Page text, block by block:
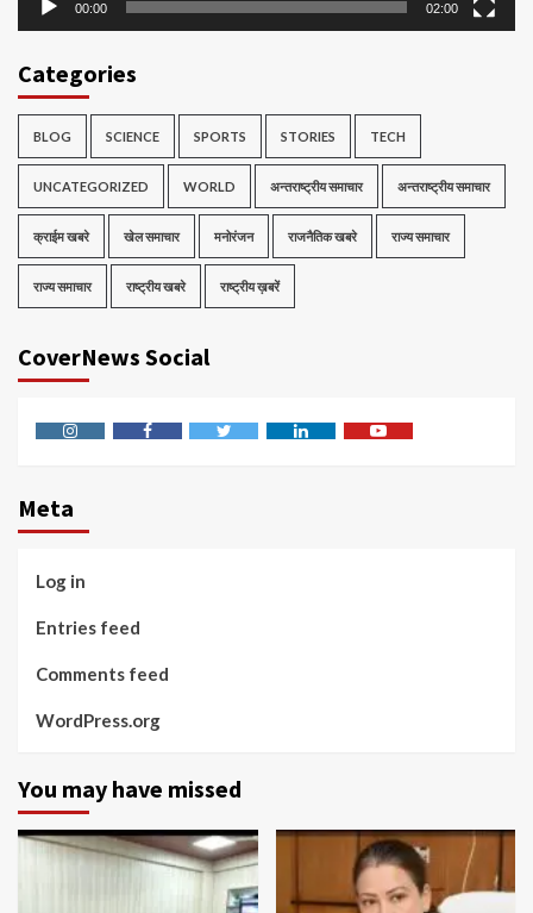
00:00 02:00
Categories
BLOG SCIENCE SPORTS STORIES TECH
UNCATEGORIZED WORLD अन्तराष्ट्रीय समाचार अन्तराष्ट्रीय समाचार
क्राईम खबरे खेल समाचार मनोरंजन राजनैतिक खबरे राज्य समाचार
राज्य समाचार राष्ट्रीय खबरे राष्ट्रीय ख़बरें
CoverNews Social
Meta
Log in
Entries feed
Comments feed
WordPress.org
You may have missed